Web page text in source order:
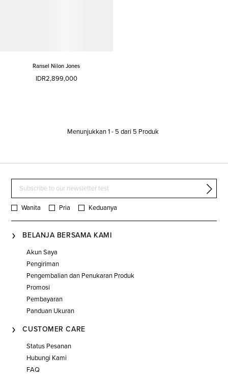
Ransel Nilon Jones
IDR2,899,000
Menunjukkan1- 5 dari 5 Produk
Wanita Pria Keduanya
BELANJA BERSAMA KAMI
Akun Saya
Pengiriman
Pengembalian dan Penukaran Produk
Promosi
Pembayaran
Panduan Ukuran
CUSTOMER CARE
Status Pesanan
Hubungi Kami
FAQ